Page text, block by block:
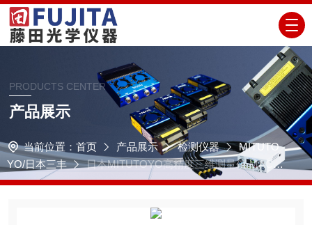
PRODUCTS CENTER
产品展示
当前位置： 首页 产品展示 检测仪器
MITUTO
YO/日本三丰
日本MITUTOYO高精度三维测量仪 MACH-
3A 653